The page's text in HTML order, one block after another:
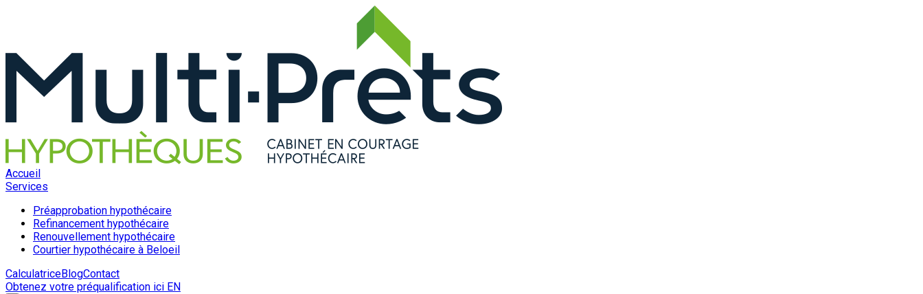
Accueil
Services
Préapprobation hypothécaire
Refinancement hypothécaire
Renouvellement hypothécaire
Courtier hypothécaire à Beloeil
CalculatriceBlogContact
Obtenez votre préqualification ici EN